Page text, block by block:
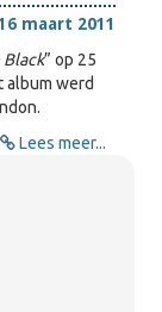
maart 2011
Black” op 25
album werd
Lees meer...